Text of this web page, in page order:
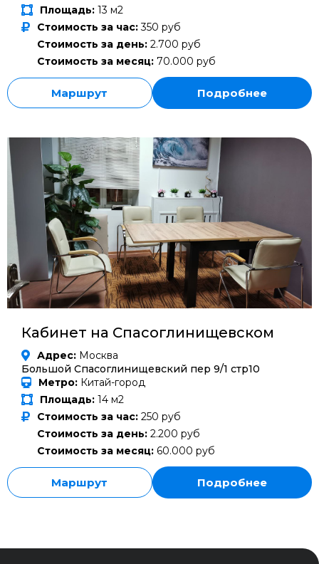
Площадь: 13 м2
Стоимость за час: 350 руб
Стоимость за день: 2.700 руб
Стоимость за месяц: 70.000 руб
Маршрут Подробнее
Кабинет на Спасоглинищевском
Адрес: Москва
Большой Спасоглинищевский пер 9/1 стр10
Метро: Китай-город
Площадь: 14 м2
Стоимость за час: 250 руб
Стоимость за день: 2.200 руб
Стоимость за месяц: 60.000 руб
Маршрут Подробнее